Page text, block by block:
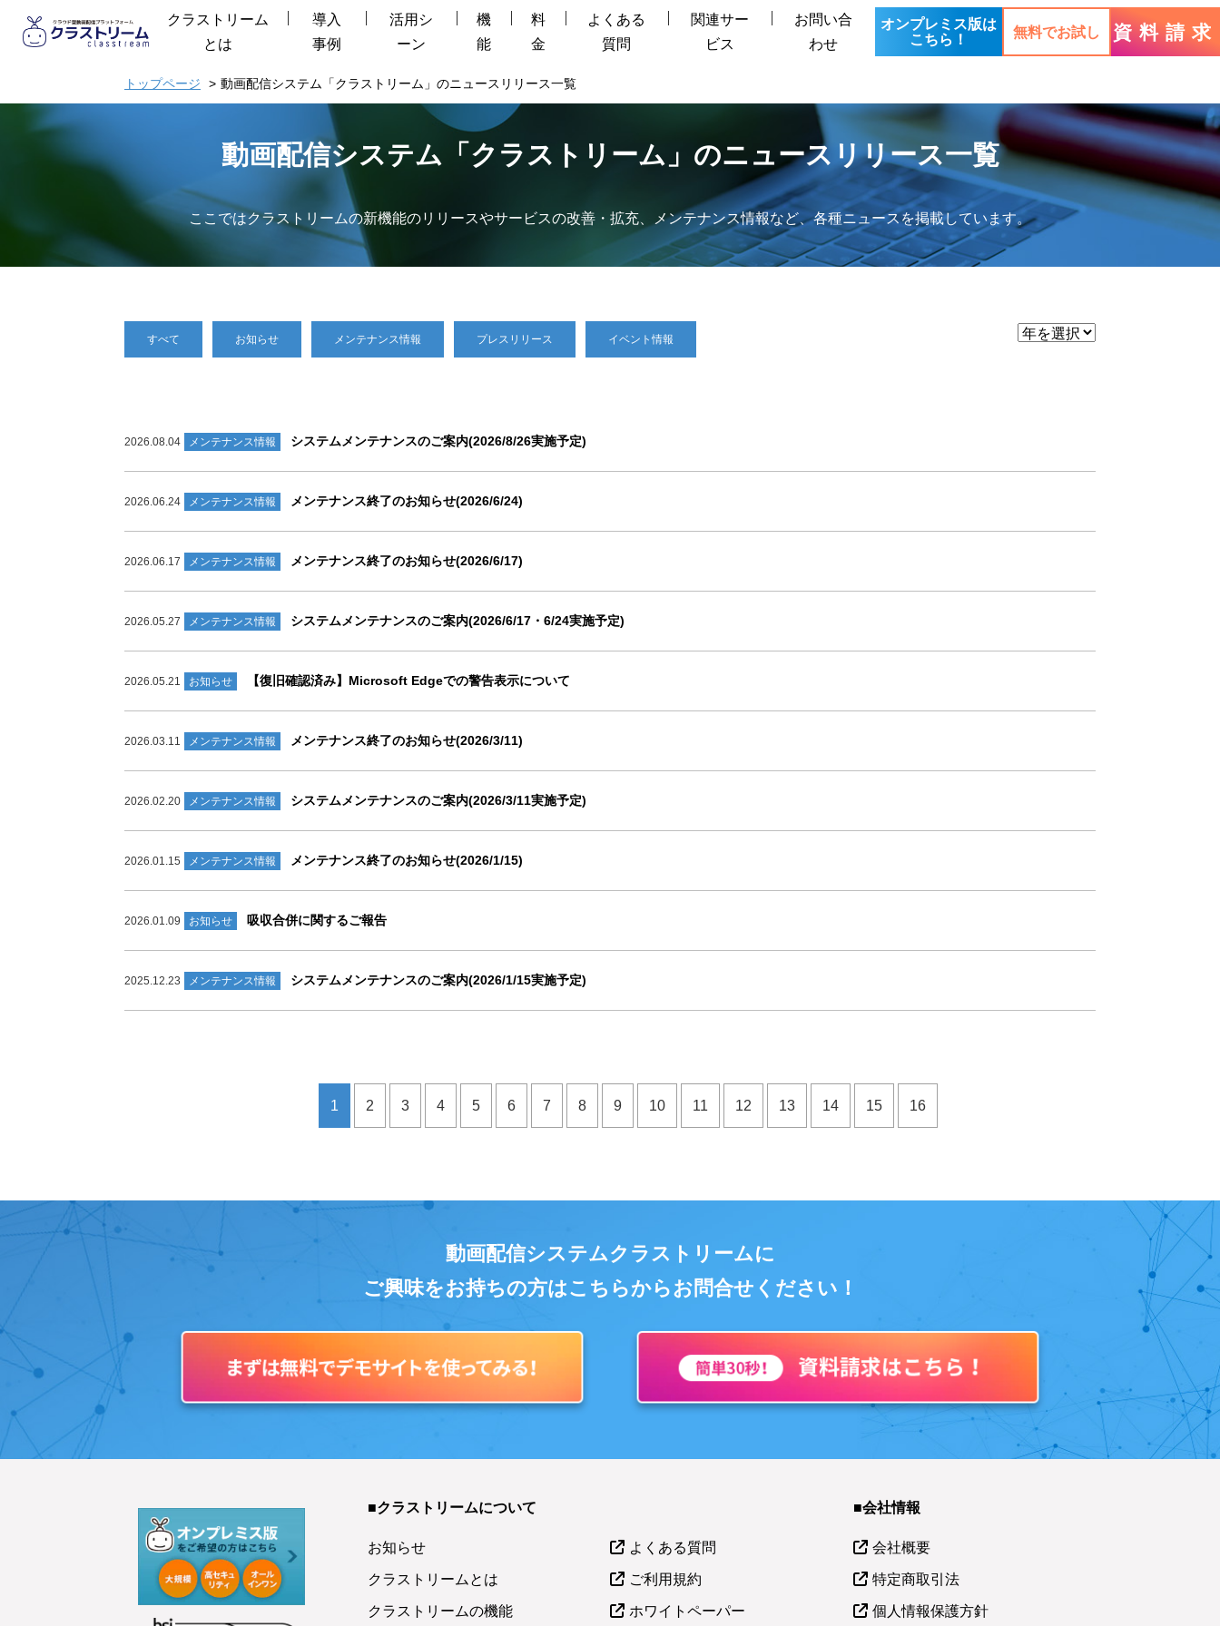
クラストリーム
とは
導入
事例
活用シ
ーン
機
能
料
金
よくある
質問
関連サー
ビス
お問い合
わせ
オンプレミス版は
こちら！
無料でお試し 資料請求
トップページ 動画配信システム「クラストリーム」のニュースリリース一覧
動画配信システム「クラストリーム」のニュースリリース一覧
ここではクラストリームの新機能のリリースやサービスの改善・拡充、メンテナンス情報など、各種ニュースを掲載しています。
すべて お知らせ メンテナンス情報 プレスリリース イベント情報
2026.08.04 メンテナンス情報 システムメンテナンスのご案内(2026/8/26実施予定)
2026.06.24 メンテナンス情報 メンテナンス終了のお知らせ(2026/6/24)
2026.06.17 メンテナンス情報 メンテナンス終了のお知らせ(2026/6/17)
2026.05.27 メンテナンス情報 システムメンテナンスのご案内(2026/6/17・6/24実施予定)
2026.05.21 お知らせ 【復旧確認済み】Microsoft Edgeでの警告表示について
2026.03.11 メンテナンス情報 メンテナンス終了のお知らせ(2026/3/11)
2026.02.20 メンテナンス情報 システムメンテナンスのご案内(2026/3/11実施予定)
2026.01.15 メンテナンス情報 メンテナンス終了のお知らせ(2026/1/15)
2026.01.09 お知らせ 吸収合併に関するご報告
2025.12.23 メンテナンス情報 システムメンテナンスのご案内(2026/1/15実施予定)
1 2 3 4 5 6 7 8 9 10 11 12 13 14 15 16
動画配信システムクラストリームに
ご興味をお持ちの方はこちらからお問合せください！
■クラストリームについて
お知らせ
クラストリームとは
クラストリームの機能
よくある質問
ご利用規約
ホワイトペーパー
■会社情報
会社概要
特定商取引法
個人情報保護方針